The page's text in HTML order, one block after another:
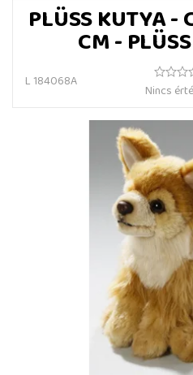
PLÜSS KUTYA -
CM -
L 184068A
Nincs